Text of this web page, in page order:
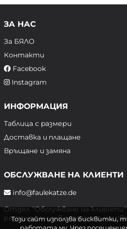
ЗА НАС
За БЯЛО
Контакти
Facebook
Instagram
ИНФОРМАЦИЯ
Таблица с размери
Доставка и плащане
Връщане и замяна
ОБСЛУЖВАНЕ НА КЛИЕНТИ
info@faulekatze.de
Отдел "Обслужване на
разположение в следните
Този сайт използва бисквитки,